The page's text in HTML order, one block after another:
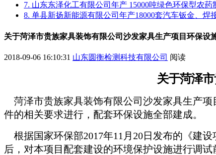
7. 山东东泽化工有限公司年产 15000吨绿色环保型农
8. 单县新扬新能源有限公司年产18000套汽车钣金、焊
关于菏泽市贵族家具装饰有限公司沙发家具生产项目环保设
2018-09-06 16:10:31 山东圆衡检测科技有限公司 阅读
关于菏泽
菏泽市贵族家具装饰有限公司沙发家具生产项
件的相关要求进行，配套环保设施全部建成。
根据国家环保部2017年11月20日发布的《建
后，对本项目配套建设的环境保护设施进行调